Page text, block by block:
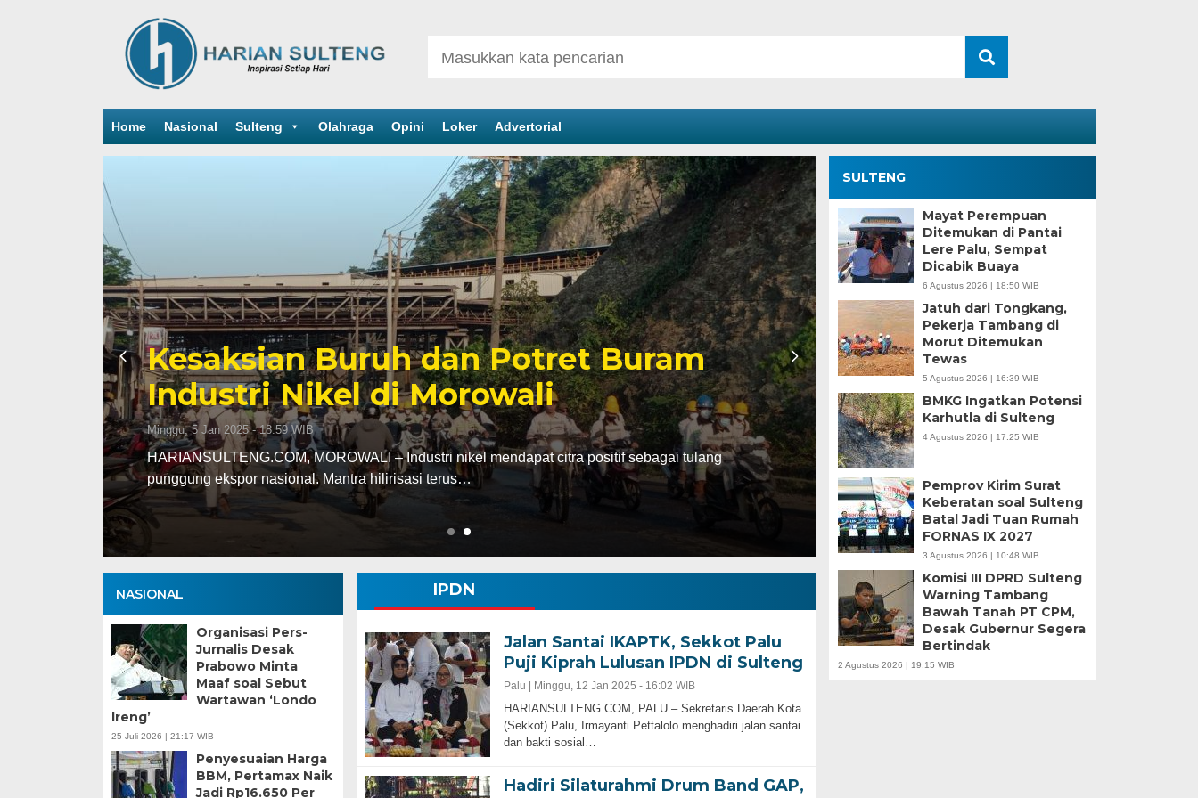
Home Nasional Sulteng Olahraga Opini Loker Advertorial
Sengketa Perizinan Tambang yang
Mengiringi Karier Politik Anwar Hafid
Selasa, 13 Jan 2026 - 16:30 WIB
HARIANSULTENG.COM, PALU – Transisi jabatan dari bupati Morowali ke kursi gubernur
Sulawesi Tengah (Sulteng) nyatanya tak…
NASIONAL
Organisasi Pers-
Jurnalis Desak
Prabowo Minta
Maaf soal Sebut
Wartawan ‘Londo
Ireng’
25 Juli 2026 | 21:17 WIB
Penyesuaian Harga
BBM, Pertamax Naik
Jadi Rp16.650 Per
IPDN
Jalan Santai IKAPTK, Sekkot Palu
Puji Kiprah Lulusan IPDN di Sulteng
Palu | Minggu, 12 Jan 2025 - 16:02 WIB
HARIANSULTENG.COM, PALU – Sekretaris Daerah Kota
(Sekkot) Palu, Irmayanti Pettalolo menghadiri jalan santai
dan bakti sosial…
Hadiri Silaturahmi Drum Band GAP,
SULTENG
Mayat Perempuan
Ditemukan di Pantai
Lere Palu, Sempat
Dicabik Buaya
6 Agustus 2026 | 18:50 WIB
Jatuh dari Tongkang,
Pekerja Tambang di
Morut Ditemukan
Tewas
5 Agustus 2026 | 16:39 WIB
BMKG Ingatkan Potensi
Karhutla di Sulteng
4 Agustus 2026 | 17:25 WIB
Pemprov Kirim Surat
Keberatan soal Sulteng
Batal Jadi Tuan Rumah
FORNAS IX 2027
3 Agustus 2026 | 10:48 WIB
Komisi III DPRD Sulteng
Warning Tambang
Bawah Tanah PT CPM,
Desak Gubernur Segera
Bertindak
2 Agustus 2026 | 19:15 WIB